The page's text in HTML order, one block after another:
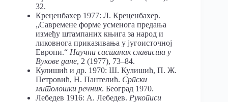
32.
Креценбахер 1977: Л. Креценбахер.
„Савремене форме усменога предања
између штампаних књига за народ и
ликовнога приказивања у југоисточној
Европи.“ Научни састанак слависта у
Вукове дане, 2 (1977), 73–84.
Кулишић и др. 1970: Ш. Кулишић, П. Ж.
Петровић, Н. Пантелић. Српски
митолошки речник. Београд 1970.
Лебедев 1916: А. Лебедев. Рукописи